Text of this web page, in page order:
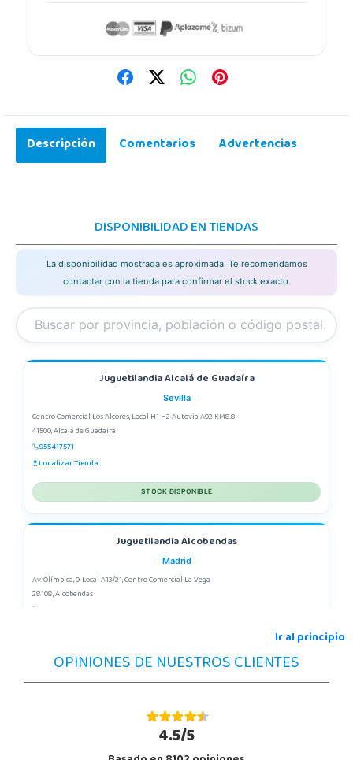
Descripción Comentarios Advertencias
DISPONIBILIDAD EN TIENDAS
La disponibilidad mostrada es aproximada. Te recomendamos
contactar con la tienda para confirmar el stock exacto.
Juguetilandia Alcalá de Guadaíra
Sevilla
Centro Comercial Los Alcores, Local H1 H2 Autovia A92 KM8.8
41500, Alcalá de Guadaíra
955417571
Localizar Tienda
STOCK DISPONIBLE
Juguetilandia Alcobendas
Madrid
Av. Olímpica, 9, Local A13/21, Centro Comercial La Vega
28108, Alcobendas
Juguetilandia Alfafar Parc Alfafar
Valencia
Plaza Consolat del Mar, 18. Parque comercial Alfafar Parc
Ir al principio
OPINIONES DE NUESTROS CLIENTES
4.5/5